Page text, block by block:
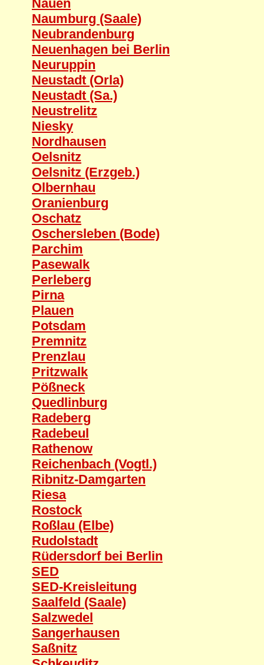
Nauen
Naumburg (Saale)
Neubrandenburg
Neuenhagen bei Berlin
Neuruppin
Neustadt (Orla)
Neustadt (Sa.)
Neustrelitz
Niesky
Nordhausen
Oelsnitz
Oelsnitz (Erzgeb.)
Olbernhau
Oranienburg
Oschatz
Oschersleben (Bode)
Parchim
Pasewalk
Perleberg
Pirna
Plauen
Potsdam
Premnitz
Prenzlau
Pritzwalk
Pößneck
Quedlinburg
Radeberg
Radebeul
Rathenow
Reichenbach (Vogtl.)
Ribnitz-Damgarten
Riesa
Rostock
Roßlau (Elbe)
Rudolstadt
Rüdersdorf bei Berlin
SED
SED-Kreisleitung
Saalfeld (Saale)
Salzwedel
Sangerhausen
Saßnitz